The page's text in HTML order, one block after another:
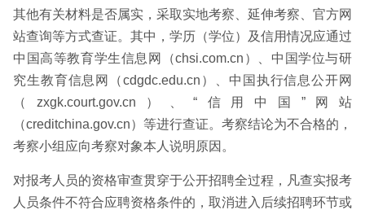
其他有关材料是否属实，采取实地考察、延伸考察、官方网
站查询等方式查证。其中，学历（学位）及信用情况应通过
中国高等教育学生信息网（chsi.com.cn）、中国学位与研
究生教育信息网（cdgdc.edu.cn）、中国执行信息公开网
（zxgk.court.gov.cn）、“信用中国”网站
（creditchina.gov.cn）等进行查证。考察结论为不合格的，
考察小组应向考察对象本人说明原因。
对报考人员的资格审查贯穿于公开招聘全过程，凡查实报考
人员条件不符合应聘资格条件的，取消进入后续招聘环节或